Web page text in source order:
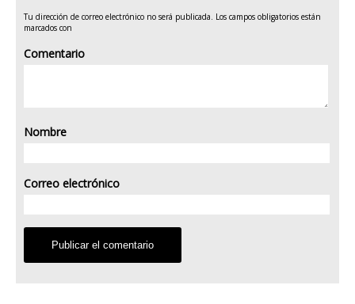
Tu dirección de correo electrónico no será publicada. Los campos obligatorios están
marcados con
Comentario
Nombre
Correo electrónico